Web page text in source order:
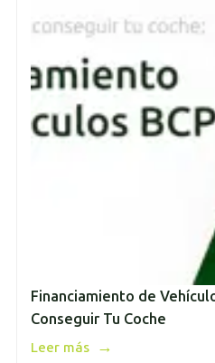
Financiamiento de
Conseguir Tu Coche
Leer más →